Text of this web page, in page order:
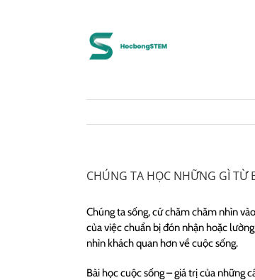
CHÚNG TA HỌC NHỮNG GÌ TỪ
Chúng ta sống, cứ chăm chăm nhìn
của việc chuẩn bị đón nhận hoặc
nhìn khách quan hơn về cuộc sống.
Bài học cuộc sống – giá trị của những